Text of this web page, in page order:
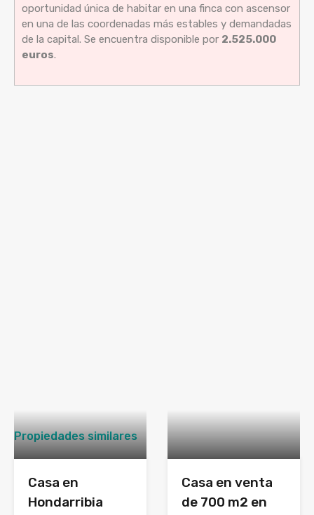
oportunidad única de habitar en una finca con ascensor
en una de las coordenadas más estables y demandadas
de la capital. Se encuentra disponible por 2.525.000
euros.
Propiedades similares
Casa en
Hondarribia
Casa en venta
de 700 m2 en